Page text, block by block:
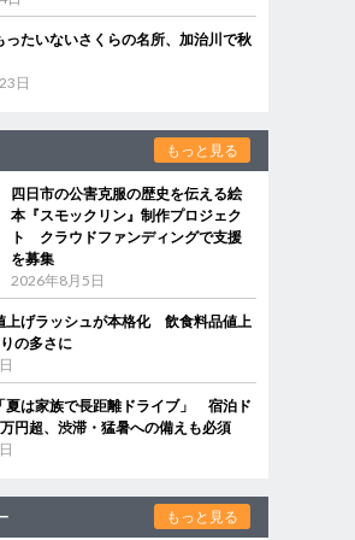
ったいないさくらの名所、加治川で秋
日
もっと見る
四日市の公害克服の歴史を伝える絵
本『スモックリン』制作プロジェク
ト クラウドファンディングで支援
を募集
2026年8月5日
上げラッシュが本格化 飲食料品値上
の多さに
夏は家族で長距離ドライブ」 宿泊ド
円超、渋滞・猛暑への備えも必須
もっと見る